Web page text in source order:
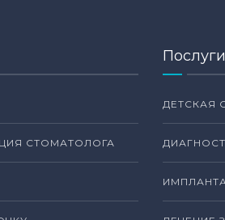
СТОМАТОЛОГА
Послуги
ДЕТСКАЯ